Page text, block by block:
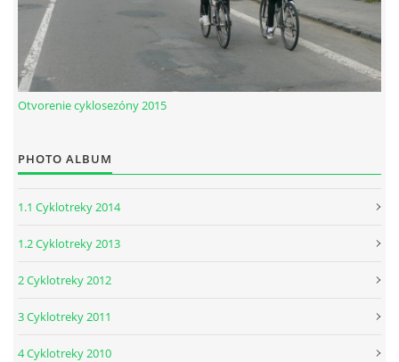
Otvorenie cyklosezóny 2015
PHOTO ALBUM
1.1 Cyklotreky 2014
1.2 Cyklotreky 2013
2 Cyklotreky 2012
3 Cyklotreky 2011
4 Cyklotreky 2010